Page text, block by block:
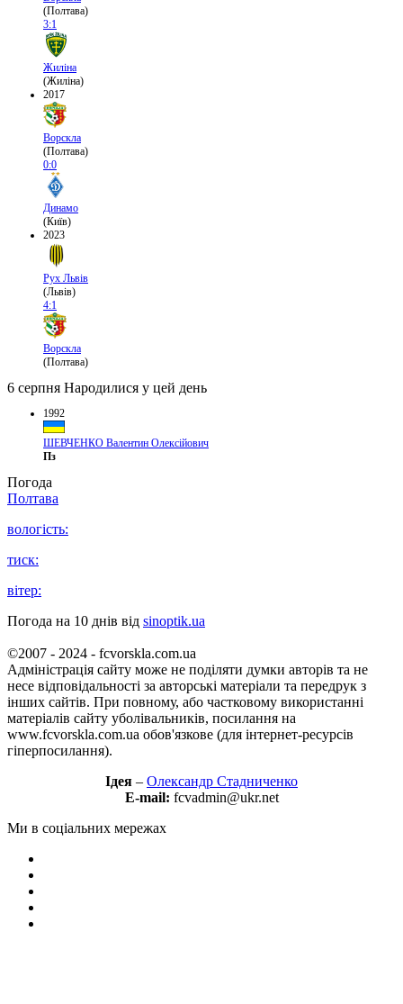
(Полтава)
3:1
Жиліна
(Жиліна)
2017
Ворскла
(Полтава)
0:0
Динамо
(Київ)
2023
Рух Львів
(Львів)
4:1
Ворскла
(Полтава)
6 серпня Народилися у цей день
1992
ШЕВЧЕНКО Валентин Олексійович
Пз
Погода
Полтава
вологість:
тиск:
вітер:
Погода на 10 днів від sinoptik.ua
©2007 - 2024 - fcvorskla.com.ua
Адміністрація сайту може не поділяти думки авторів та не
несе відповідальності за авторські матеріали та передрук з
інших сайтів. При повному, або частковому використанні
матеріалів сайту уболівальників, посилання на
www.fcvorskla.com.ua обов'язкове (для інтернет-ресурсів
гіперпосилання).
Ідея – Олександр Стадниченко
E-mail: fcvadmin@ukr.net
Ми в соціальних мережах